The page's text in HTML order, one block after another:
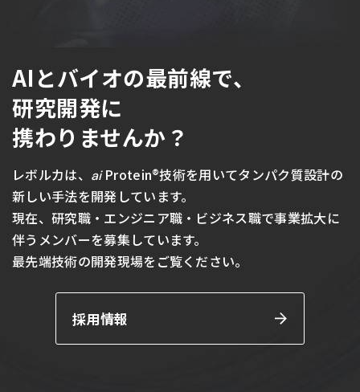
AIとバイオの最前線で、
研究開発に
携わりませんか？
レボルカは、 ai Protein®技術を用いてタンパク質設計の
新しい手法を開発しています。
現在、研究職・エンジニア職・ビジネス職で事業拡大に
伴うメンバーを募集しています。
最先端技術の開発現場をご覧ください。
採用情報